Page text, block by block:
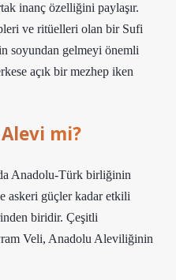
inanç özelliğini paylaşır.
ve ritüelleri olan bir Sufi
soyundan gelmeyi önemli
açık bir mezhep iken
mi?
Anadolu-Türk birliğinin
askeri güçler kadar etkili
biridir. Çeşitli
Veli, Anadolu Aleviliğinin